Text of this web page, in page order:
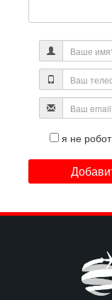
я не робот